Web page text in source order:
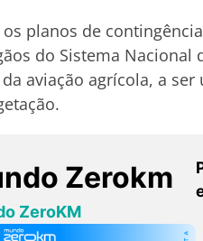
planos de
do Sistema Nacional
aviação agrícola, a